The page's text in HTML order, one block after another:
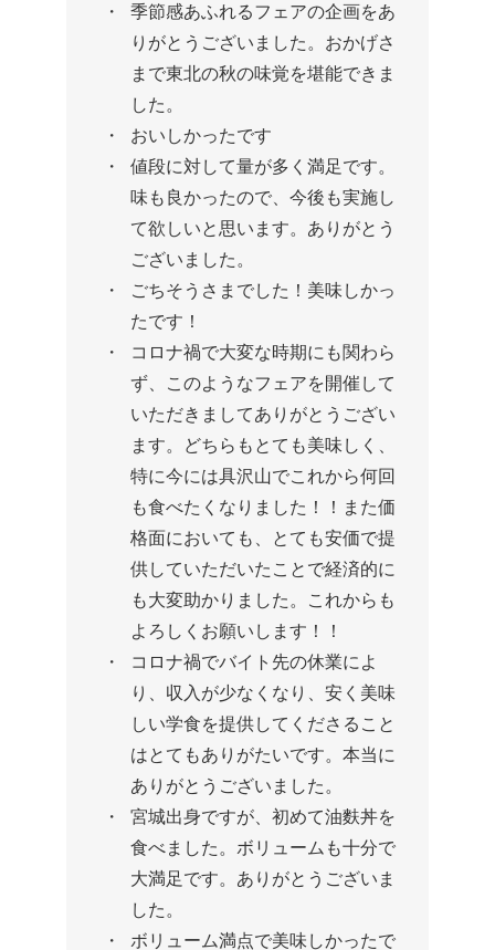
季節感あふれるフェアの企画をあ
りがとうございました。おかげさ
まで東北の秋の味覚を堪能できま
した。
おいしかったです
値段に対して量が多く満足です。
味も良かったので、今後も実施し
て欲しいと思います。ありがとう
ございました。
ごちそうさまでした！美味しかっ
たです！
コロナ禍で大変な時期にも関わら
ず、このようなフェアを開催して
いただきましてありがとうござい
ます。どちらもとても美味しく、
特に今には具沢山でこれから何回
も食べたくなりました！！また価
格面においても、とても安価で提
供していただいたことで経済的に
も大変助かりました。これからも
よろしくお願いします！！
コロナ禍でバイト先の休業によ
り、収入が少なくなり、安く美味
しい学食を提供してくださること
はとてもありがたいです。本当に
ありがとうございました。
宮城出身ですが、初めて油麩丼を
食べました。ボリュームも十分で
大満足です。ありがとうございま
した。
ボリューム満点で美味しかったで